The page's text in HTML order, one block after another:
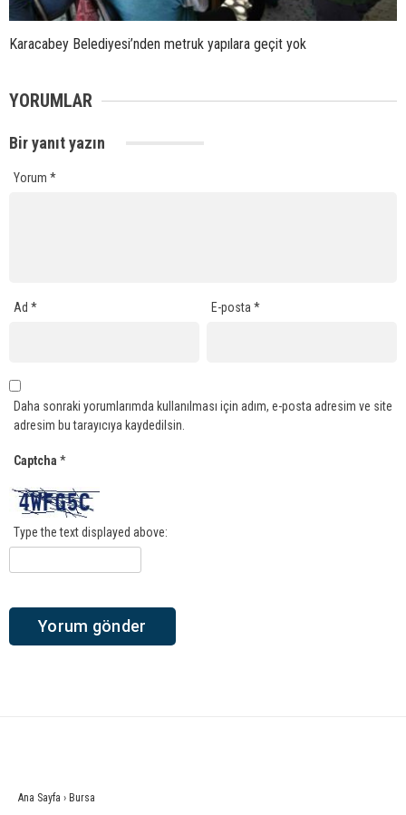
Karacabey Belediyesi’nden metruk yapılara geçit yok
YORUMLAR
Bir yanıt yazın
Yorum *
Ad * E-posta*
Daha sonraki yorumlarımda kullanılması için adım, e-posta adresim ve site
adresim bu tarayıcıya kaydedilsin.
Captcha *
Type the text displayed above:
Ana Sayfa › Bursa